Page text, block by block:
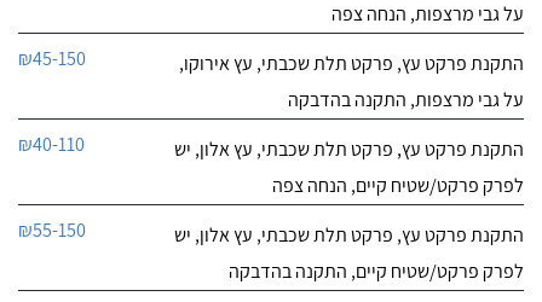
על גבי מרצפות, הנחה צפה
התקנת פרקט עץ, פרקט תלת שכבתי, עץ אירוקו,
על גבי מרצפות, התקנה בהדבקה
₪45-150
התקנת פרקט עץ, פרקט תלת שכבתי, עץ אלון, יש
לפרק פרקט/שטיח קיים, הנחה צפה
₪40-110
התקנת פרקט עץ, פרקט תלת שכבתי, עץ אלון, יש
לפרק פרקט/שטיח קיים, התקנה בהדבקה
₪55-150